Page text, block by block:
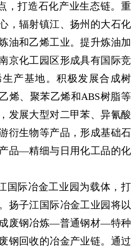
打造石化产业生态链。重
，辐射镇江、扬州的大石化
油和乙烯工业。提升炼油加
京化工园区形成具有国际竞
产基地。积极发展合成树
烯、聚苯乙烯和ABS树脂等
发展大型对二甲苯、异氰酸
衍生物等产品，形成基础石
品—精细与日用化工品的化
际冶金工业园为载体，打
扬子江国际冶金工业园将以
废钢冶炼—普通钢材—特种
回收的冶金产业链。通过